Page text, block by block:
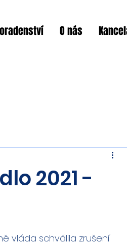
O nás
2021 -
vláda schválila zrušení